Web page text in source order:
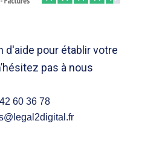
d'aide pour établir votre
pas à nous
60 36 78